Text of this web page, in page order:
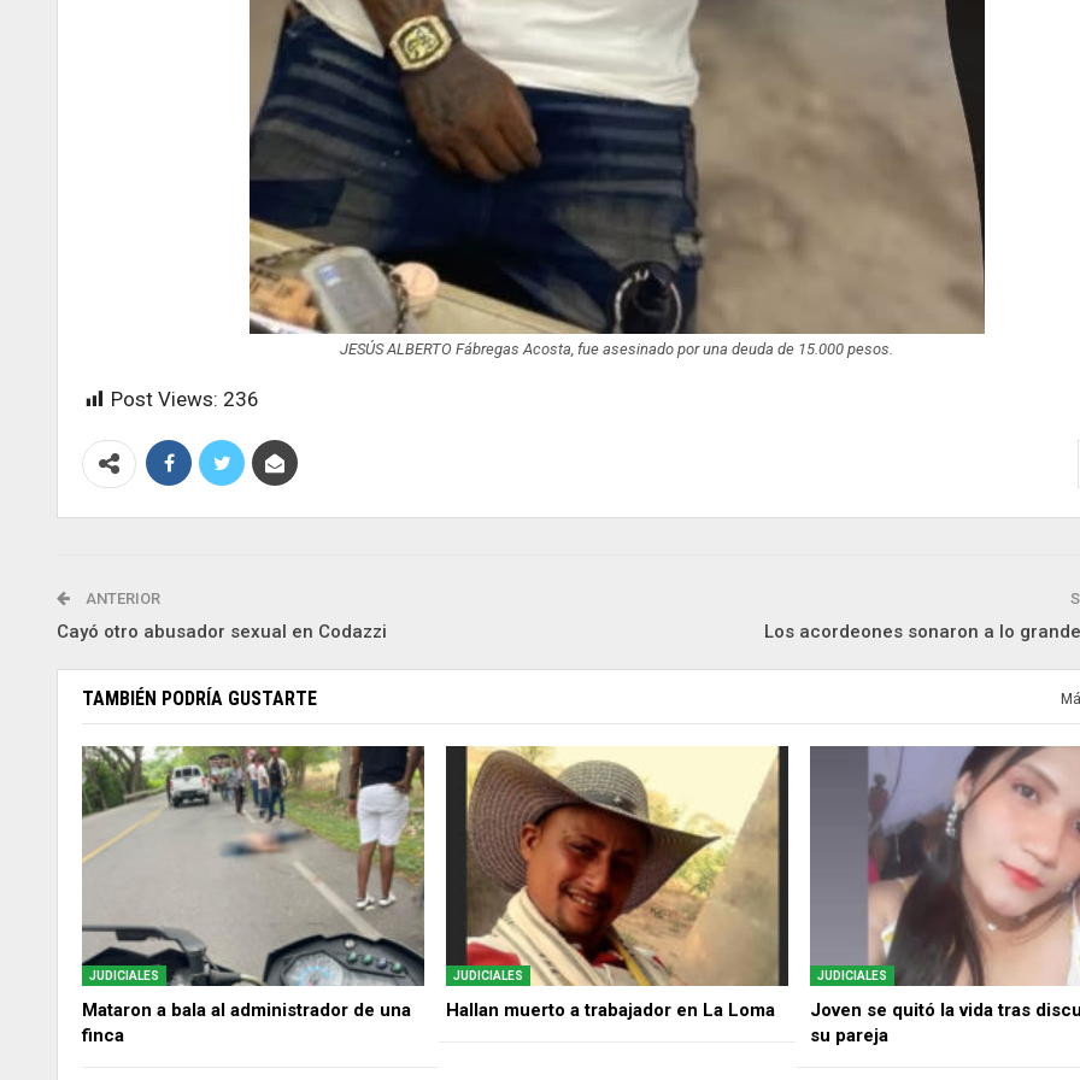
JESÚS ALBERTO Fábregas Acosta, fue asesinado por una deuda de 15.000 pesos.
Post Views: 236
ANTERIOR
Cayó otro abusador sexual en Codazzi Los acordeones sonaron a lo
TAMBIÉN PODRÍA GUSTARTE
JUDICIALES
Mataron a bala al administrador de una
finca
JUDICIALES
Hallan muerto a trabajador en La Loma
JUDICIALES
Joven se quitó la vida tras
su pareja